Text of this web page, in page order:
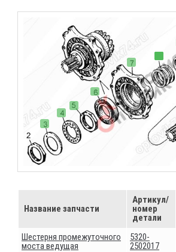
Название запчасти
Артикул/
номер
детали
Шестерня промежуточного
моста ведущая
5320-
2502017